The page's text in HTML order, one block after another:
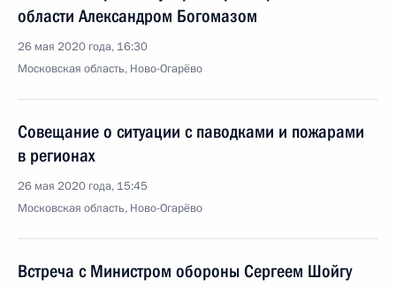
области Александром Богомазом
26 мая 2020 года, 16:30
Московская область, Ново-Огарёво
Совещание о ситуации с паводками и пожарами
в регионах
26 мая 2020 года, 15:45
Московская область, Ново-Огарёво
Встреча с Министром обороны Сергеем Шойгу